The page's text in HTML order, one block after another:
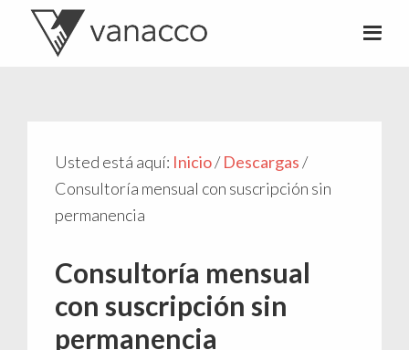
Usted está aquí: Inicio/ Descargas/
Consultoría mensual con suscripción sin
permanencia
Consultoría mensual
con suscripción sin
permanencia